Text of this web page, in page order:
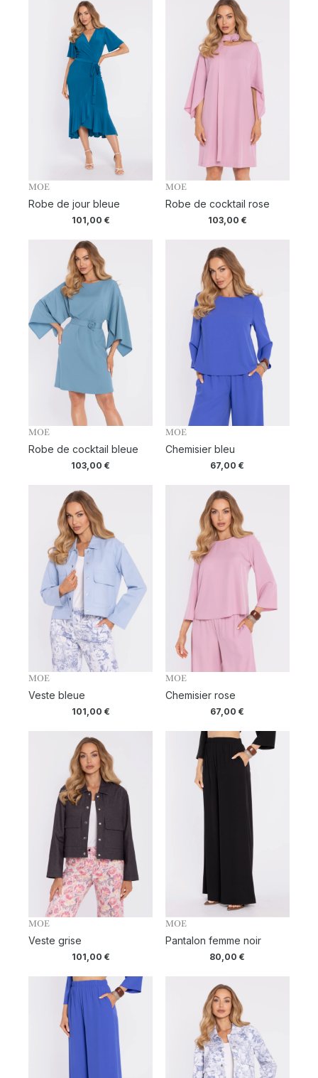
MOE
Robe de jour bleue
101,00 €
MOE
Robe de cocktail rose
103,00 €
MOE
Robe de cocktail bleue
103,00€
MOE
Chemisier bleu
67,00€
MOE
Veste bleue
101,00 €
MOE
Chemisier rose
67,00€
MOE
Veste grise
101,00 €
MOE
Pantalon femme noir
80,00€